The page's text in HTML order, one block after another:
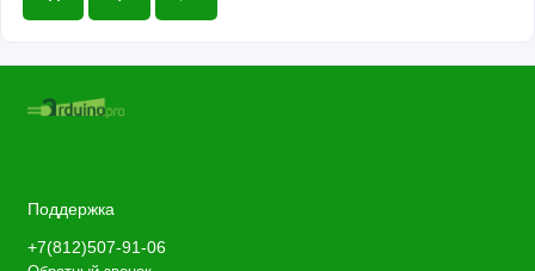
Поддержка
+7(812)507-91-06